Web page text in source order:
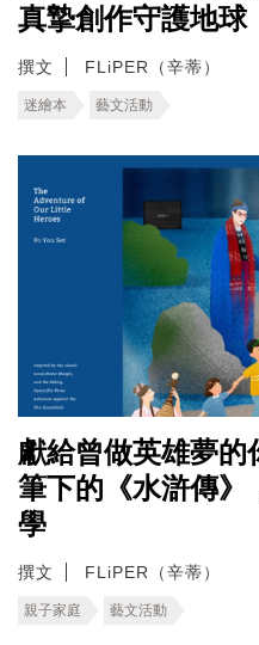
真摯創作守護地球
撰文 FLiPER（辛蒂）
迷繪本 藝文活動
獻給曾做英雄夢的
筆下的《水滸傳》
學
撰文 FLiPER（辛蒂）
親子家庭 藝文活動